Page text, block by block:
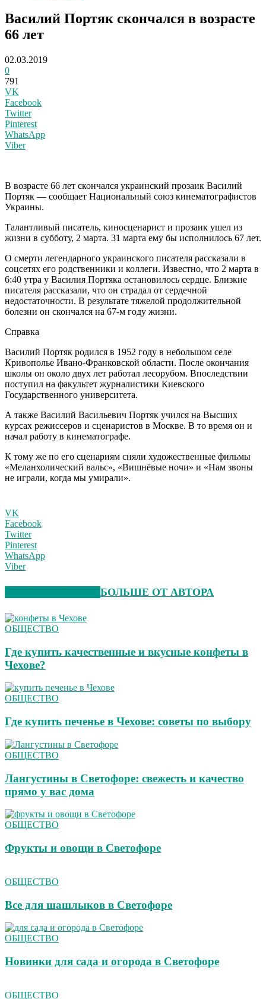
Василий Портяк скончался в возрасте
66 лет
02.03.2019
0
791
VK
Facebook
Twitter
Pinterest
WhatsApp
Viber
В возрасте 66 лет скончался украинский прозаик Василий
Портяк — сообщает Национальный союз кинематографистов
Украины.
Талантливый писатель, киносценарист и прозаик ушел из
жизни в субботу, 2 марта. 31 марта ему бы исполнилось 67 лет.
О смерти легендарного украинского писателя рассказали в
соцсетях его родственники и коллеги. Известно, что 2 марта в
6:40 утра у Василия Портяка остановилось сердце. Близкие
писателя рассказали, что он страдал от сердечной
недостаточности. В результате тяжелой продолжительной
болезни он скончался на 67-м году жизни.
Справка
Василий Портяк родился в 1952 году в небольшом селе
Кривополье Ивано-Франковской области. После окончания
школы он около двух лет работал лесорубом. Впоследствии
поступил на факультет журналистики Киевского
Государственного университета.
А также Василий Васильевич Портяк учился на Высших
курсах режиссеров и сценаристов в Москве. В то время он и
начал работу в кинематографе.
К тому же по его сценариям сняли художественные фильмы
«Меланхолический вальс», «Вишнёвые ночи» и «Нам звоны
не играли, когда мы умирали».
VK
Facebook
Twitter
Pinterest
WhatsApp
Viber
БОЛЬШЕ ОТ АВТОРА
ОБЩЕСТВО
Где купить качественные и вкусные конфеты в
Чехове?
ОБЩЕСТВО
Где купить печенье в Чехове: советы по выбору
ОБЩЕСТВО
Лангустины в Светофоре: свежесть и качество
прямо у вас дома
ОБЩЕСТВО
Фрукты и овощи в Светофоре
ОБЩЕСТВО
Все для шашлыков в Светофоре
ОБЩЕСТВО
Новинки для сада и огорода в Светофоре
ОБЩЕСТВО